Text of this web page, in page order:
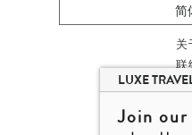
简
关
联
加
高端
杨廸
LUXE
Join